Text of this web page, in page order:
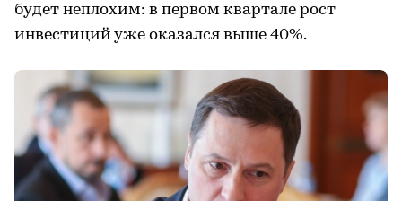
будет неплохим: в первом квартале рост
инвестиций уже оказался выше 40%.